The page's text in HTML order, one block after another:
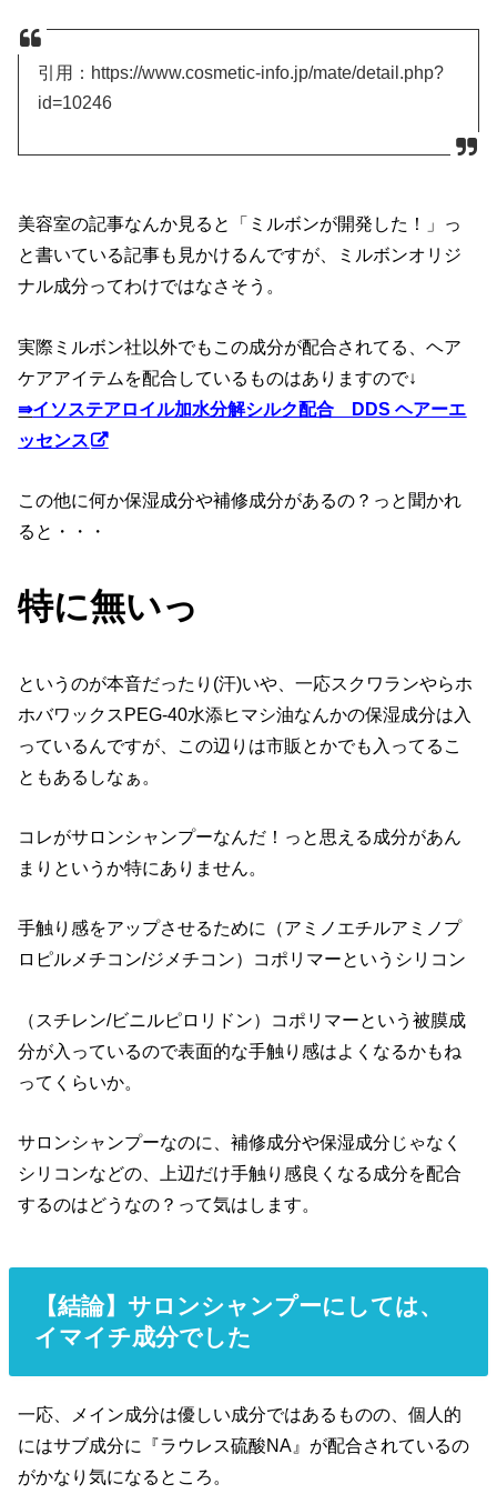
引用：https://www.cosmetic-info.jp/mate/detail.php?
id=10246
美容室の記事なんか見ると「ミルボンが開発した！」っ
と書いている記事も見かけるんですが、ミルボンオリジ
ナル成分ってわけではなさそう。
実際ミルボン社以外でもこの成分が配合されてる、ヘア
ケアアイテムを配合しているものはありますので↓
⇛イソステアロイル加水分解シルク配合 DDS ヘアーエ
ッセンス
この他に何か保湿成分や補修成分があるの？っと聞かれ
ると・・・
特に無いっ
というのが本音だったり(汗)いや、一応スクワランやらホ
ホバワックスPEG-40水添ヒマシ油なんかの保湿成分は入
っているんですが、この辺りは市販とかでも入ってるこ
ともあるしなぁ。
コレがサロンシャンプーなんだ！っと思える成分があん
まりというか特にありません。
手触り感をアップさせるために（アミノエチルアミノプ
ロピルメチコン/ジメチコン）コポリマーというシリコン
（スチレン/ビニルピロリドン）コポリマーという被膜成
分が入っているので表面的な手触り感はよくなるかもね
ってくらいか。
サロンシャンプーなのに、補修成分や保湿成分じゃなく
シリコンなどの、上辺だけ手触り感良くなる成分を配合
するのはどうなの？って気はします。
【結論】サロンシャンプーにしては、
イマイチ成分でした
一応、メイン成分は優しい成分ではあるものの、個人的
にはサブ成分に『ラウレス硫酸NA』が配合されているの
がかなり気になるところ。